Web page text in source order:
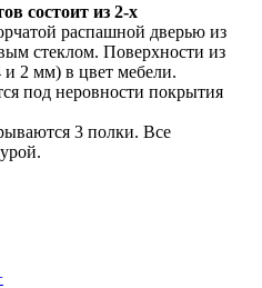
состоит из 2-х
распашной дверью из
стеклом. Поверхности из
2 мм) в цвет мебели.
под неровности покрытия
3 полки. Все